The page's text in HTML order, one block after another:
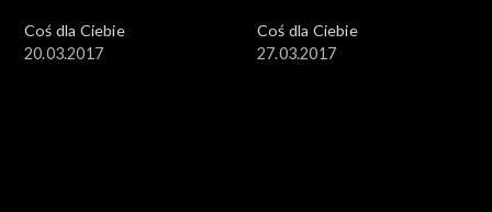
Coś dla Ciebie
20.03.2017
Coś dla Ciebie
27.03.2017